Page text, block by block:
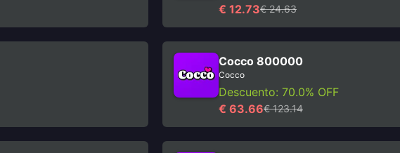
€ 12.73€ 24.63
Cocco 800000
Cocco
Descuento: 70.0% OFF
€ 63.66€ 123.14